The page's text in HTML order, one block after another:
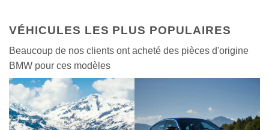
VÉHICULES LES PLUS POPULAIRES
Beaucoup de nos clients ont acheté des pièces d'origine
BMW pour ces modèles